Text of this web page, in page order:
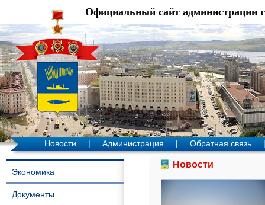
Официальный сайт администрации
Новости | Администрация | Обратная связь |
Экономика
Документы
Новости